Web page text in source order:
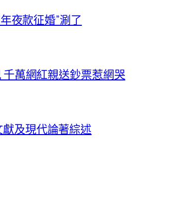
夜款征婚”涮了
萬網紅親送鈔票惹網哭
及現代論著綜述